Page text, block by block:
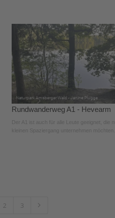
Rundwanderweg A1 - Hevearm
Der A1 ist auch für alle Leute geeignet, die
kleinen Spaziergang unternehmen möchten.
2 3